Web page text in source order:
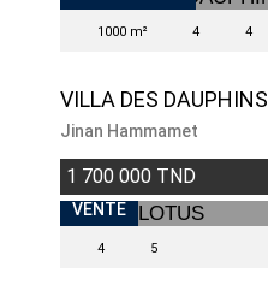
1000 m² 4 4
VILLA DES DAUPHINS
Jinan Hammamet
1 700 000 TND
VENDU
VENTE
4 5